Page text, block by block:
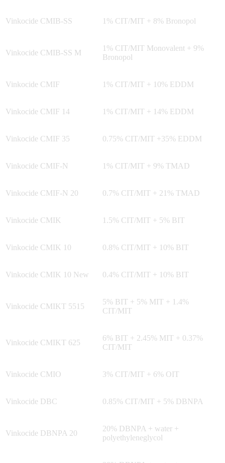
Vinkocide CMIB-SS 1% CIT/MIT + 8% Bronopol
Vinkocide CMIB-SS M
1% CIT/MIT Monovalent + 9%
Bronopol
Vinkocide CMIF 1% CIT/MIT + 10% EDDM
Vinkocide CMIF 14 1% CIT/MIT + 14% EDDM
Vinkocide CMIF 35 0.75% CIT/MIT +35% EDDM
Vinkocide CMIF-N 1% CIT/MIT + 9% TMAD
Vinkocide CMIF-N 20 0.7% CIT/MIT + 21% TMAD
Vinkocide CMIK 1.5% CIT/MIT + 5% BIT
Vinkocide CMIK 10 0.8% CIT/MIT + 10% BIT
Vinkocide CMIK 10 New 0.4% CIT/MIT + 10% BIT
Vinkocide CMIKT 5515
5% BIT + 5% MIT + 1.4%
CIT/MIT
Vinkocide CMIKT 625
6% BIT + 2.45% MIT + 0.37%
CIT/MIT
Vinkocide CMIO 3% CIT/MIT + 6% OIT
Vinkocide DBC 0.85% CIT/MIT + 5% DBNPA
Vinkocide DBNPA 20
20% DBNPA + water +
polyethyleneglycol